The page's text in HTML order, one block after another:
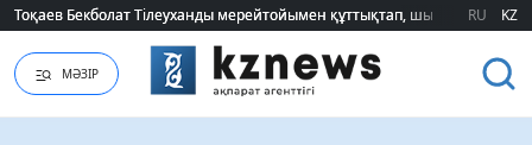
Тоқаев Бекболат Тілеуханды мерейтойымен құттықтап, шығармашылық
Тоқаев Бекболат Тілеуханды мерейтойымен құттықтап, шығармашылық
RU KZ
МӘЗІР